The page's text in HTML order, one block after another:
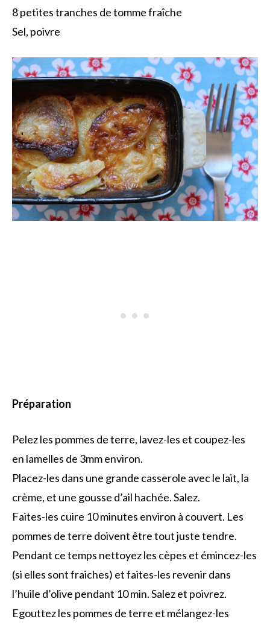
8 petites tranches de tomme fraîche
Sel, poivre
Préparation
Pelez les pommes de terre, lavez-les et coupez-les
en lamelles de 3mm environ.
Placez-les dans une grande casserole avec le lait, la
crème, et une gousse d’ail hachée. Salez.
Faites-les cuire 10 minutes environ à couvert. Les
pommes de terre doivent être tout juste tendre.
Pendant ce temps nettoyez les cèpes et émincez-les
(si elles sont fraiches) et faites-les revenir dans
l’huile d’olive pendant 10 min. Salez et poivrez.
Egouttez les pommes de terre et mélangez-les